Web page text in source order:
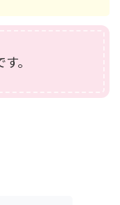
。